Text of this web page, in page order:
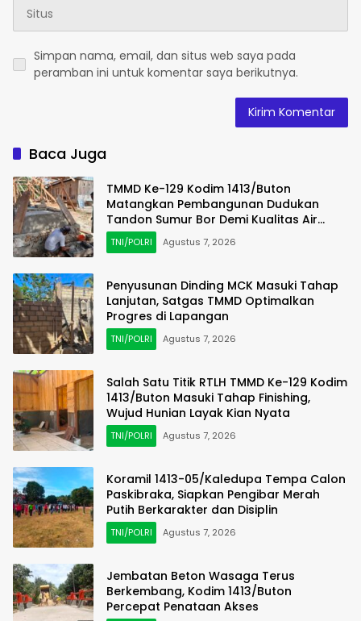
Simpan nama, email, dan situs web saya pada
peramban ini untuk komentar saya berikutnya.
Baca Juga
TMMD Ke-129 Kodim 1413/Buton
Matangkan Pembangunan Dudukan
Tandon Sumur Bor Demi Kualitas Air
Bersih
TNI/POLRI Agustus 7, 2026
Penyusunan Dinding MCK Masuki Tahap
Lanjutan, Satgas TMMD Optimalkan
Progres di Lapangan
TNI/POLRI Agustus 7, 2026
Salah Satu Titik RTLH TMMD Ke-129 Kodim
1413/Buton Masuki Tahap Finishing,
Wujud Hunian Layak Kian Nyata
TNI/POLRI Agustus 7, 2026
Koramil 1413-05/Kaledupa Tempa Calon
Paskibraka, Siapkan Pengibar Merah
Putih Berkarakter dan Disiplin
TNI/POLRI Agustus 7, 2026
Jembatan Beton Wasaga Terus
Berkembang, Kodim 1413/Buton
Percepat Penataan Akses